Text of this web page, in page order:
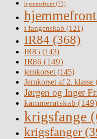
hjemmefront (73)
i fangenskab (121)
IR84 (368)
IR85 (143)
IR86 (149)
jernkorset(145)
Jernkorset af 2. klasse
Jørgen og Inger
kammeratskab (149)
krigsfange
krigsfanger